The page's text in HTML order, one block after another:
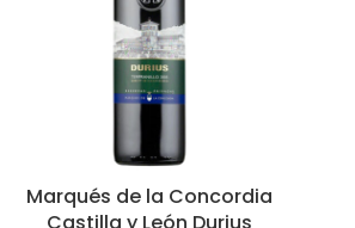
Marqués de la Concordia